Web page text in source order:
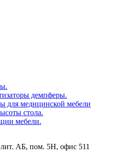
демпферы.
для медицинской мебели
стола.
мебели.
АБ, пом. 5Н, офис 511